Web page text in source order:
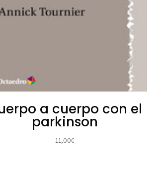
a cuerpo con el
parkinson
11,00€